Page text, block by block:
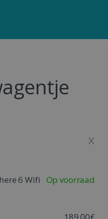
x
6 Wifi Op voorraad